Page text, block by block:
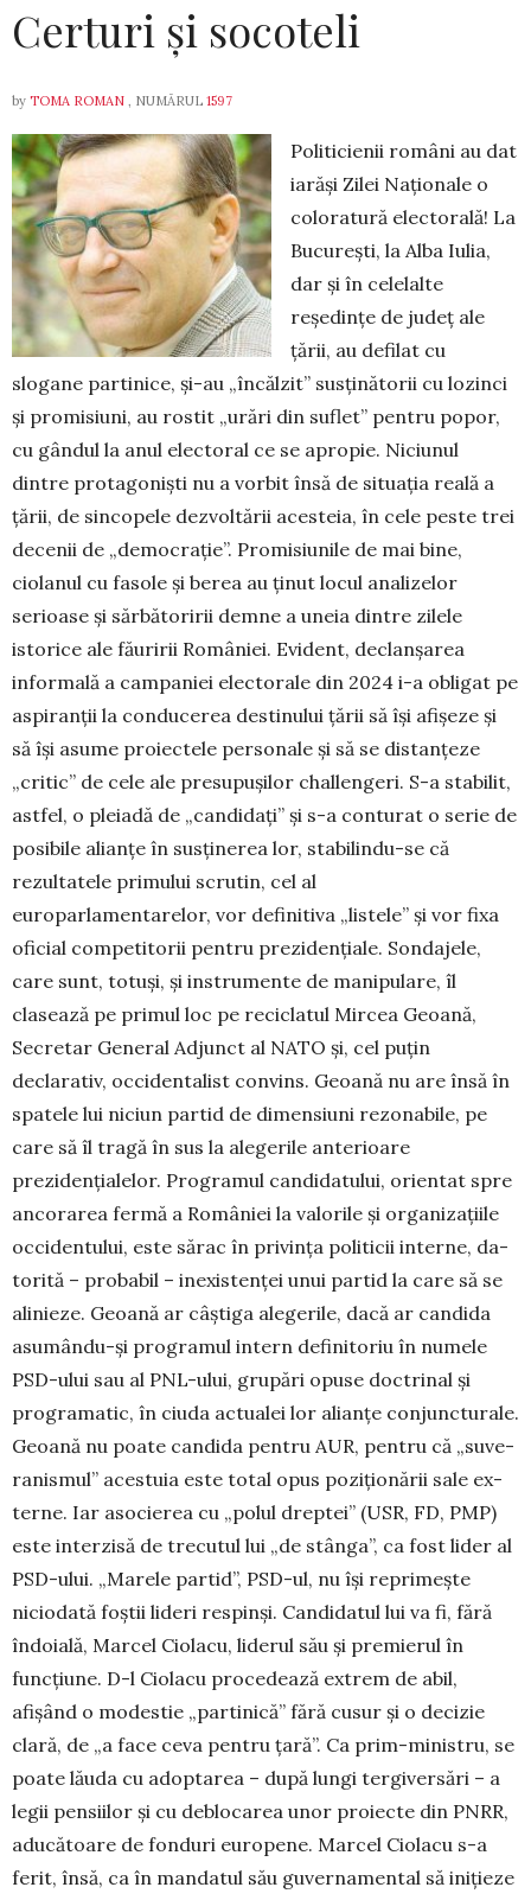
Certuri și socoteli
by TOMA ROMAN , NUMĂRUL 1597
Politicienii români au dat
iarăși Zilei Naţio­na­le o
coloratură electorală! La
Bucureşti, la Alba Iulia,
dar și în celelalte
reședințe de judeţ ale
țării, au defilat cu
slogane partinice, și-au „încălzit” sus­ținătorii cu lozinci
și promi­siuni, au rostit „urări din suflet” pentru popor,
cu gândul la anul elec­toral ce se apropie. Niciunul
dintre protagonişti nu a vorbit însă de situaţia reală a
țării, de sincopele dezvoltării aces­te­ia, în cele peste trei
decenii de „demo­cra­ţie”. Promisiunile de mai bine,
ciolanul cu fasole și berea au ţinut locul analizelor
serioase și sărbăto­ririi demne a uneia dintre zilele
istorice ale fău­ririi României. Evident, declanşarea
informală a campaniei electorale din 2024 i-a obligat pe
aspiranţii la conducerea destinului țării să își afișeze și
să își asume proiectele personale și să se distanţeze
„critic” de cele ale presu­pu­şilor challengeri. S-a stabilit,
astfel, o pleiadă de „can­di­daţi” și s-a conturat o serie de
posibile alianțe în sus­ți­nerea lor, stabilindu-se că
rezultatele primului scrutin, cel al
europarlamentarelor, vor definitiva „listele” și vor fixa
oficial competitorii pentru prezidențiale. Sondajele,
care sunt, totuşi, și instru­mente de manipulare, îl
clasează pe primul loc pe reci­clatul Mircea Geoană,
Secretar General Adjunct al NATO și, cel puţin
declarativ, occidentalist convins. Geoană nu are însă în
spatele lui niciun partid de dimensiuni rezonabile, pe
care să îl tragă în sus la ale­gerile anterioare
prezidenția­lelor. Programul candida­tu­lui, orientat spre
ancorarea fermă a României la valorile și organizaţiile
occidentului, este sărac în privinţa politicii interne, da­
to­rită – probabil – inexistenței unui partid la care să se
ali­nieze. Geoană ar câștiga alegerile, dacă ar candida
asu­mându-și programul intern definitoriu în nu­mele
PSD-ului sau al PNL-ului, grupări opuse doctrinal și
progra­matic, în ciuda actualei lor alianţe conjuncturale.
Geoană nu poate candida pentru AUR, pentru că „suve­
ranismul” acestuia este total opus poziționării sale ex­
ter­ne. Iar asocierea cu „polul dreptei” (USR, FD, PMP)
este inter­zisă de trecutul lui „de stânga”, ca fost lider al
PSD-ului. „Marele partid”, PSD-ul, nu își reprimește
niciodată foștii lideri respinși. Candidatul lui va fi, fără
îndoială, Marcel Ciolacu, liderul său și premierul în
funcțiune. D-l Ciolacu procedează extrem de abil,
afișând o modestie „partinică” fără cusur și o decizie
clară, de „a face ceva pentru țară”. Ca prim-ministru, se
poate lăuda cu adop­ta­rea – după lungi tergiversări – a
legii pensiilor și cu deblocarea unor proiecte din PNRR,
aducătoare de fonduri europene. Marcel Ciolacu s-a
ferit, însă, ca în mandatul său guvernamental să ini­ţieze